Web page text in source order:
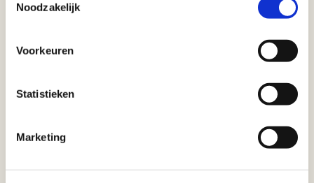
Noodzakelijk
Voorkeuren
Statistieken
Marketing
sommatiebrief opstellen.
sommatiebrief opstellen.